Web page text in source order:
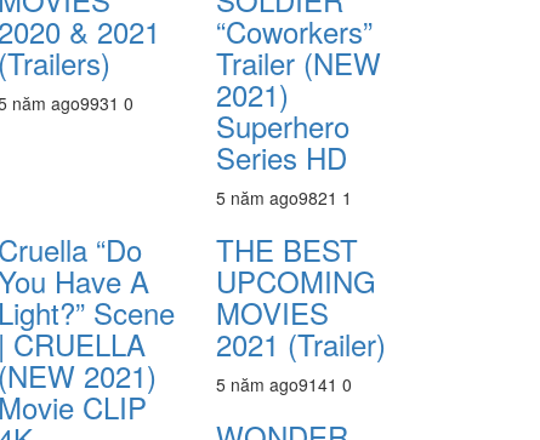
& 2021
(Trailers)
năm ago9931 0
“Coworkers”
Trailer (NEW
2021)
Superhero
Series HD
5 năm ago9821 1
Cruella “Do
Have A
Light?” Scene
| CRUELLA
(NEW 2021)
Movie CLIP
THE BEST
UPCOMING
MOVIES
2021 (Trailer)
5 năm ago9141 0